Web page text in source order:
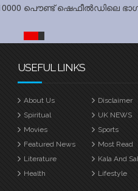
പൌണ്ട് ഷെഫീൽഡിലെ
USEFUL LINKS
About Us Disclaimer
Spiritual
UK NEWS
Movies
Sports
Featured News
Most Read
Literature
Kala And
Health
Lifestyle